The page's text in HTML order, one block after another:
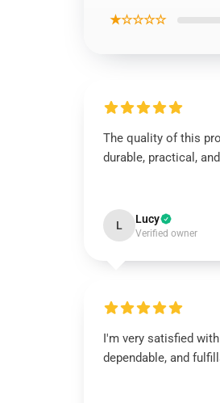
★☆☆☆☆
The quality of this
durable, practical,
L Lucy
Verified owner
I'm very satisfied
dependable, and